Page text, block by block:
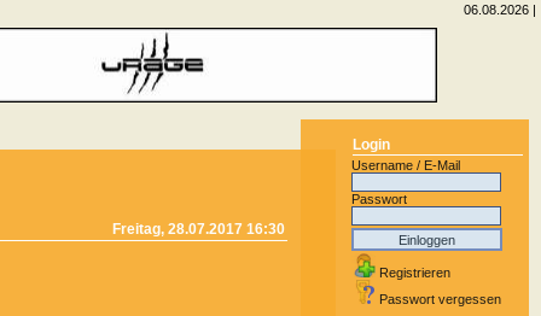
06.08.2026 |
Freitag, 28.07.2017 16:30
Login
Username / E-Mail
Passwort
Registrieren
Passwort vergessen